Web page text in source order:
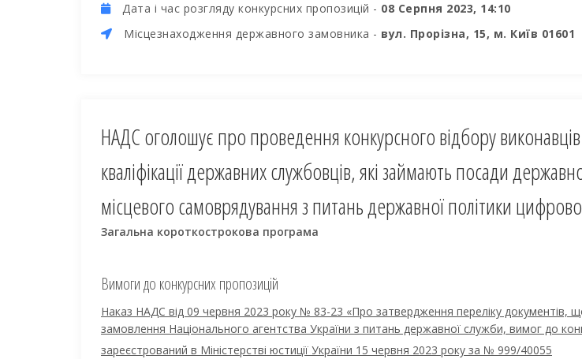
Дата і час розгляду конкурсних пропозицій - 08 Серпня 2023, 14:10
Місцезнаходження державного замовника - вул. Прорізна, 15, м. Київ 01601
НАДС оголошує про проведення конкурсного відбору
кваліфікації державних службовців, які займають посади
місцевого самоврядування з питань державної політики
Загальна короткострокова програма
Вимоги до конкурсних пропозицій
Наказ НАДС від 09 червня 2023 року № 83-23 «Про затвердження переліку документів,
замовлення Національного агентства України з питань державної служби, вимог до
зареєстрований в Міністерстві юстиції України 15 червня 2023 року за № 999/40055